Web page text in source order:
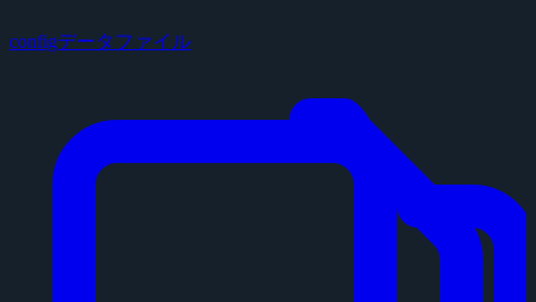
configデータファイル